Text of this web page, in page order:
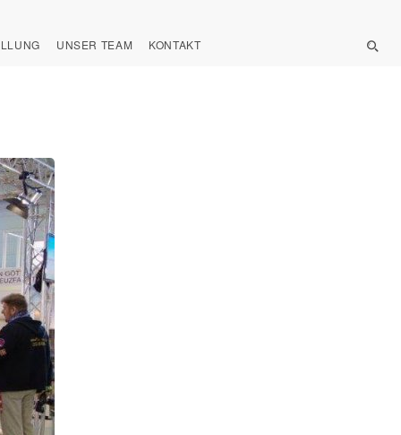
UNSER TEAM KONTAKT